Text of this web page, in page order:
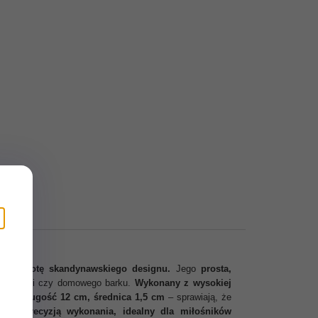
istotę skandynawskiego designu. Jego prosta,
kuchni czy domowego barku. Wykonany z wysokiej
– długość 12 cm, średnica 1,5 cm – sprawiają, że
i precyzją wykonania, idealny dla miłośników